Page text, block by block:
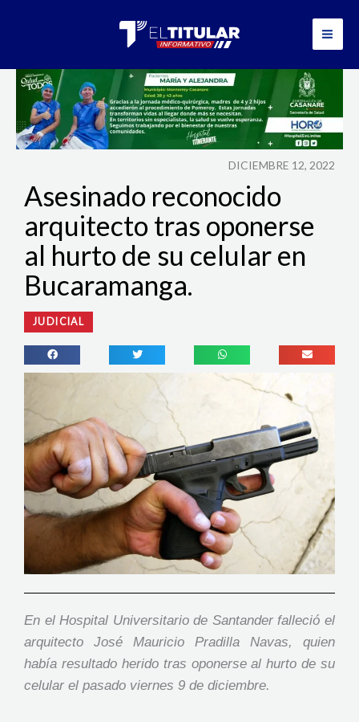
DICIEMBRE 12, 2022
Asesinado reconocido
arquitecto tras oponerse
al hurto de su celular en
Bucaramanga.
JUDICIAL
En el Hospital Universitario de Santander falleció el
arquitecto José Mauricio Pradilla Navas, quien
había resultado herido tras oponerse al hurto de su
celular el pasado viernes 9 de diciembre.